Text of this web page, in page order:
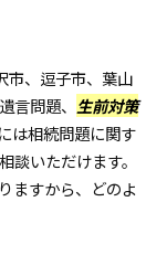
市、逗子市、葉山
言問題、 生前対策
は相続問題に関す
談いただけます。
ますから、どのよ